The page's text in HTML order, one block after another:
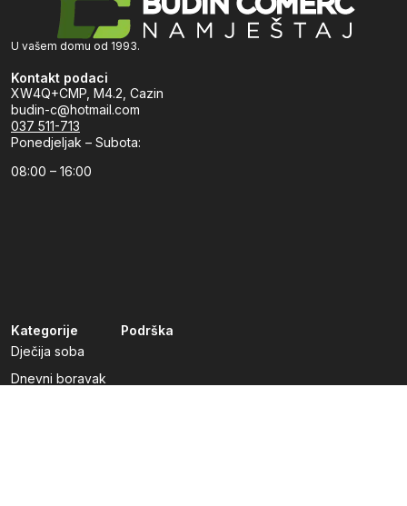
U vašem domu od 1993.
Kontakt podaci
XW4Q+CMP, M4.2, Cazin
budin-c@hotmail.com
037 511-713
Ponedjeljak – Subota:
08:00 – 16:00
Kategorije
Dječija soba
Dnevni boravak
Podrška